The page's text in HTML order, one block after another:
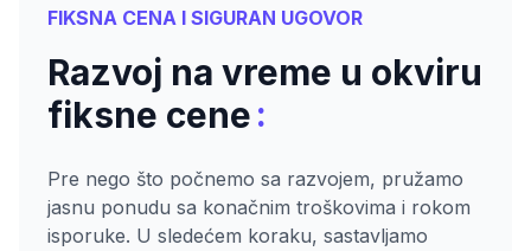
FIKSNA CENA I SIGURAN UGOVOR
Razvoj na vreme u okviru
fiksne cene:
Pre nego što počnemo sa razvojem, pružamo
jasnu ponudu sa konačnim troškovima i rokom
isporuke. U sledećem koraku, sastavljamo